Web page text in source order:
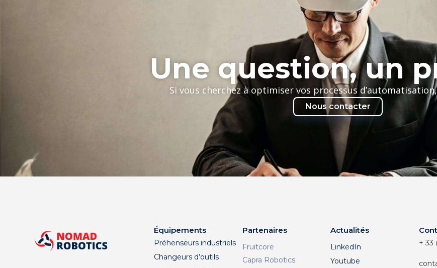
Une question, un
Si vous cherchez à optimiser vos processus
Nous contacter
Équipements
Préhenseurs industriels
Changeurs d’outils
Partenaires
Fruitcore
Capra Robotics
Actualités
LinkedIn
Youtube
+ 33